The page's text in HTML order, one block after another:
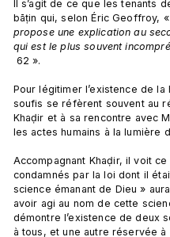
Il s’agit de ce que les tenants
bāṭin qui, selon Éric Geoffroy, «
propose une explication au
qui est le plus souvent
Pour légitimer l’existence de
soufis se réfèrent souvent au
Khaḍir et à sa rencontre avec
les actes humains à la lumière
Accompagnant Khaḍir, il voit
condamnés par la loi dont il
science émanant de Dieu »
avoir agi au nom de cette
démontre l’existence de deux
à tous, et une autre réservée à